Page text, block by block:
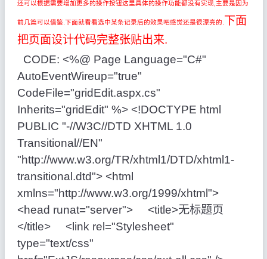
还可以根据需要增加更多的操作按钮这里具体的操作功能都没有实现,主要是因为
前几篇可以借鉴. 下面就看看选中某条记录后的效果吧感觉还是很漂亮的. 下面
把页面设计代码完整张贴出来.
CODE: <%@ Page Language="C#"
AutoEventWireup="true"
CodeFile="gridEdit.aspx.cs"
Inherits="gridEdit" %> <!DOCTYPE html
PUBLIC "-//W3C//DTD XHTML 1.0
Transitional//EN"
"http://www.w3.org/TR/xhtml1/DTD/xhtml1-
transitional.dtd"> <html
xmlns="http://www.w3.org/1999/xhtml">
<head runat="server"> <title>无标题页
</title> <link rel="Stylesheet"
type="text/css"